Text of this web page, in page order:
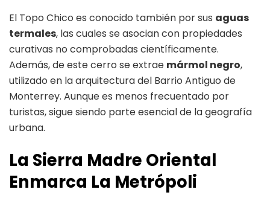
El Topo Chico es conocido también por sus aguas
termales, las cuales se asocian con propiedades
curativas no comprobadas científicamente.
Además, de este cerro se extrae mármol negro,
utilizado en la arquitectura del Barrio Antiguo de
Monterrey. Aunque es menos frecuentado por
turistas, sigue siendo parte esencial de la geografía
urbana.
La Sierra Madre Oriental
Enmarca La Metrópoli